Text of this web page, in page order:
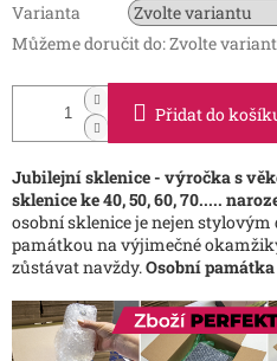
Varianta
Můžeme doručit do:Zvolte
Přidat do
Jubilejní sklenice - výročka s
sklenice ke 40, 50, 60, 70.....
osobní sklenice je nejen
památkou na výjimečné
zůstávat navždy.Osobní